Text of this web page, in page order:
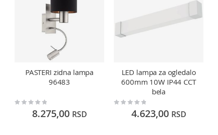
PASTERI zidna lampa
96483
Rating:
8.275,00 RSD
LED lampa za ogledalo
600mm 10W IP44 CCT
bela
Rating:
4.623,00 RSD